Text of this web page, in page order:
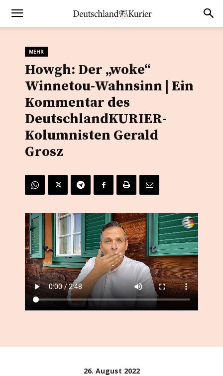
MEHR
Howgh: Der „woke“
Winnetou-Wahnsinn | Ein
Kommentar des
DeutschlandKURIER-
Kolumnisten Gerald
Grosz
26. August 2022